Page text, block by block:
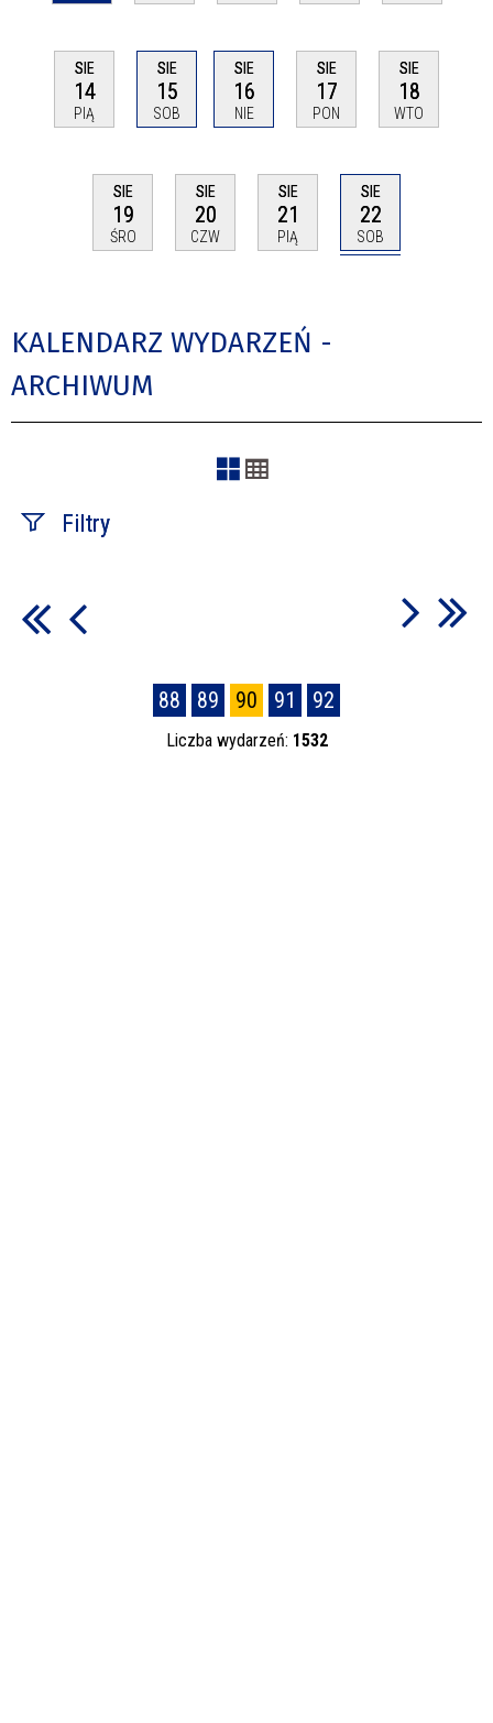
SIE
14
PIĄ
SIE
15
SOB
SIE
16
NIE
SIE
17
PON
SIE
18
WTO
SIE
19
ŚRO
SIE
20
CZW
SIE
21
PIĄ
SIE
22
SOB
KALENDARZ WYDARZEŃ -
ARCHIWUM
Filtry
88 89 90 91 92
Liczba wydarzeń: 1532